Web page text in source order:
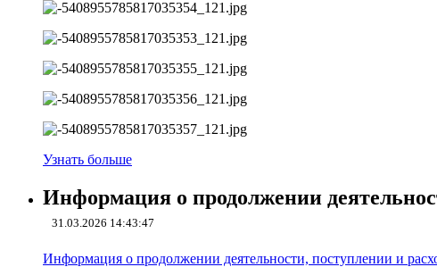
Узнать больше
Информация о продолжении
31.03.2026 14:43:47
Информация о продолжении деятельности, поступлении и